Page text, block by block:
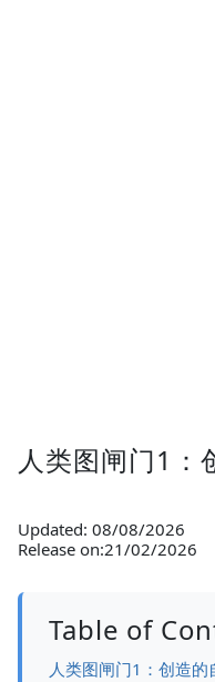
人类图闸门1：
Updated: 08/08/2026
Release on:21/02/2026
Table of
人类图闸门1：创造的